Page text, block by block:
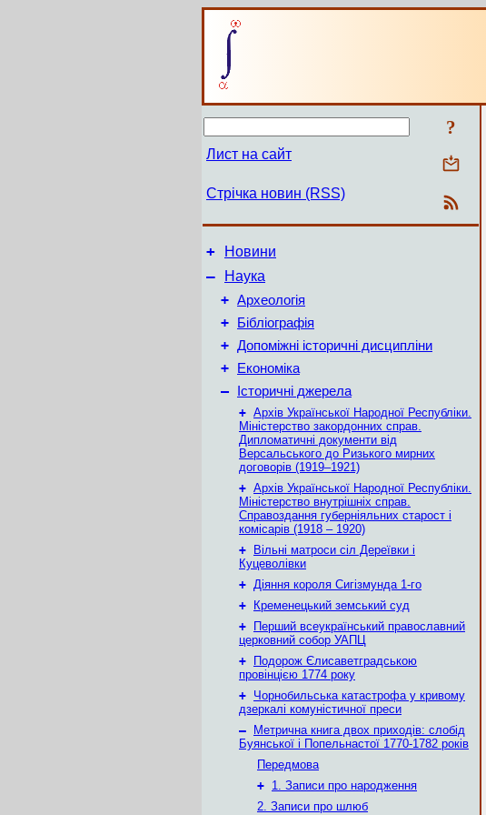
?
Лист на сайт
Стрічка новин (RSS)
+ Новини
–
Наука
+ Археологія
+ Бібліографія
+ Допоміжні історичні дисципліни
+ Економіка
– Історичні джерела
+ Архів Української Народної Республіки.
Міністерство закордонних справ.
Дипломатичні документи від
Версальського до Ризького мирних
договорів (1919–1921)
+ Архів Української Народної Республіки.
Міністерство внутрішніх справ.
Справоздання губерніяльних старост і
комісарів (1918 – 1920)
+
Вільні матроси сіл Дереївки і
Куцеволівки
+ Діяння короля Сигізмунда 1-го
+
Кременецький земський суд
+
Перший всеукраїнський православний
церковний собор УАПЦ
+
Подорож Єлисаветградською
провінцією 1774 року
+ Чорнобильська катастрофа у кривому
дзеркалі комуністичної преси
–
Метрична книга двох приходів: слобід
Буянської і Попельнастої 1770-1782 років
Передмова
+ 1. Записи про народження
2. Записи про шлюб